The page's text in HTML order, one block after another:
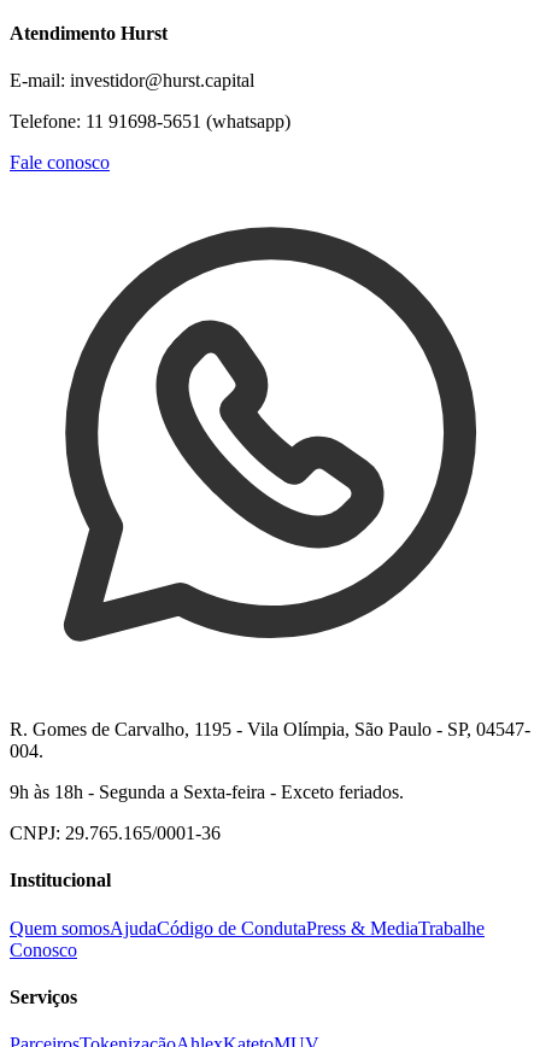
Atendimento Hurst
E-mail: investidor@hurst.capital
Telefone: 11 91698-5651 (whatsapp)
Fale conosco
R. Gomes de Carvalho, 1195 - Vila Olímpia, São Paulo - SP, 04547-
004.
9h às 18h - Segunda a Sexta-feira - Exceto feriados.
CNPJ: 29.765.165/0001-36
Institucional
Quem somosAjudaCódigo de CondutaPress & MediaTrabalhe
Conosco
Serviços